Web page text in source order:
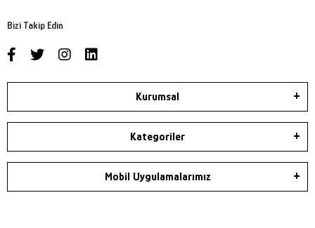
Bizi Takip Edin
Kurumsal
Kategoriler
Mobil Uygulamalarımız